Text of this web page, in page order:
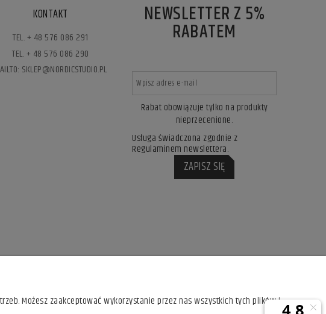
KONTAKT
TEL. + 48 576 086 291
TEL. + 48 576 086 290
SKLEP@NORDICSTUDIO.PL
NEWSLETTER Z 5%
RABATEM
Rabat obowiązuje tylko na produkty
nieprzecenione.
ZAPISZ SIĘ
Usługa świadczona zgodnie z
Regulaminem newslettera.
Możesz zaakceptować wykorzystanie przez nas wszystkich tych plików i